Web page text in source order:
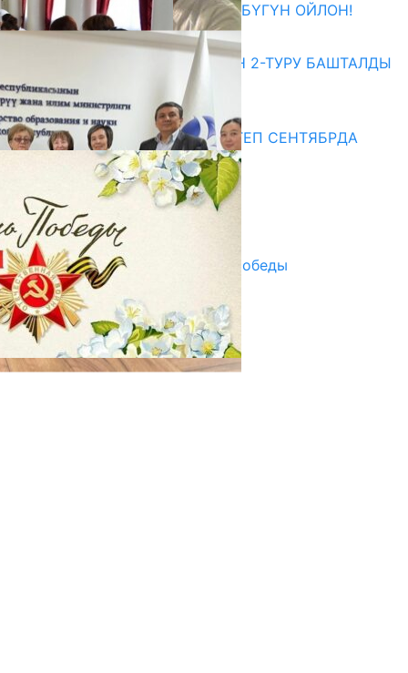
ӨЗҮҢДҮН КЕЛЕЧЕГИҢ ҮЧҮН БҮГҮН ОЙЛОН!
20.07.2026
ЖОЖДОРГО КАБЫЛ АЛУУНУН 2-ТУРУ БАШТАЛДЫ
20.07.2026
Медиа
СУЗАКТА 750 ОРУНДУУ МЕКТЕП СЕНТЯБРДА
ПАЙДАЛАНУУГА БЕРИЛЕТ
07.08.2025
Улуу Жеңиштин жандуу сөзү
29.04.2025
Награды в преддверии Дня Победы
29.04.2025